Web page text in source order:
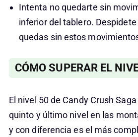
Intenta no quedarte sin
inferior del tablero.
quedas sin estos
CÓMO SUPERAR EL
El nivel 50 de Candy Crush
quinto y último nivel en las
y con diferencia es el más